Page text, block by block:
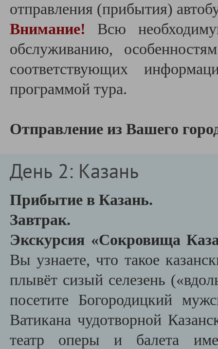
отправления (прибытия)
Внимание!
Всю
обслуживанию,
соответствующих
программой тура.
Отправление из Вашего
День 2: Казань
Прибытие в Казань.
Завтрак.
Экскурсия «Сокровища
Вы узнаете, что такое
плывёт сизый селезень
посетите Богородицкий
Ватикана чудотворной
театр оперы и балета